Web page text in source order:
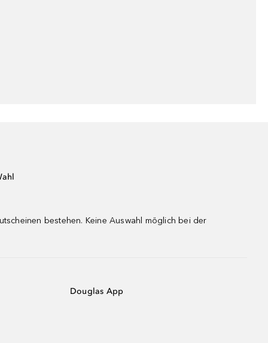
bestehen. Keine Auswahl möglich bei der
Douglas App